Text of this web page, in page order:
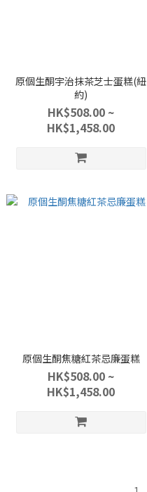
原個生酮宇治抹茶芝士蛋糕(紐
約)
HK$508.00 ~
HK$1,458.00
原個生酮焦糖紅茶忌廉蛋糕
HK$508.00 ~
HK$1,458.00